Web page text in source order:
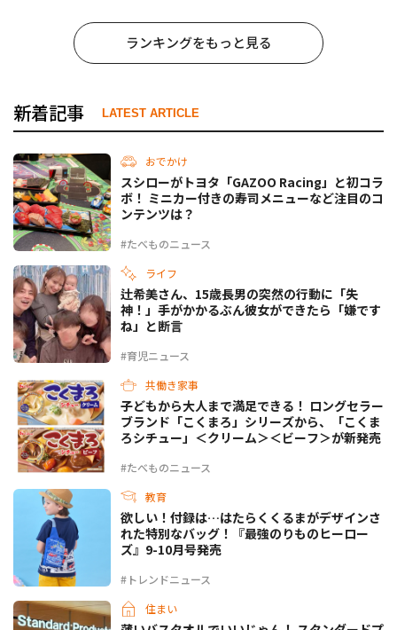
ランキングをもっと見る
新着記事 LATEST ARTICLE
おでかけ
#たべものニュース
スシローがトヨタ「GAZOO Racing」と初コラ
ボ！ ミニカー付きの寿司メニューなど注目のコ
ンテンツは？
ライフ
#育児ニュース
辻希美さん、15歳長男の突然の行動に「失
神！」手がかかるぶん彼女ができたら「嫌です
ね」と断言
共働き家事
#たべものニュース
子どもから大人まで満足できる！ ロングセラー
ブランド「こくまろ」シリーズから、「こくま
ろシチュー」＜クリーム＞＜ビーフ＞が新発売
教育
#トレンドニュース
欲しい！付録は…はたらくくるまがデザインさ
れた特別なバッグ！『最強のりものヒーロー
ズ』9-10月号発売
住まい